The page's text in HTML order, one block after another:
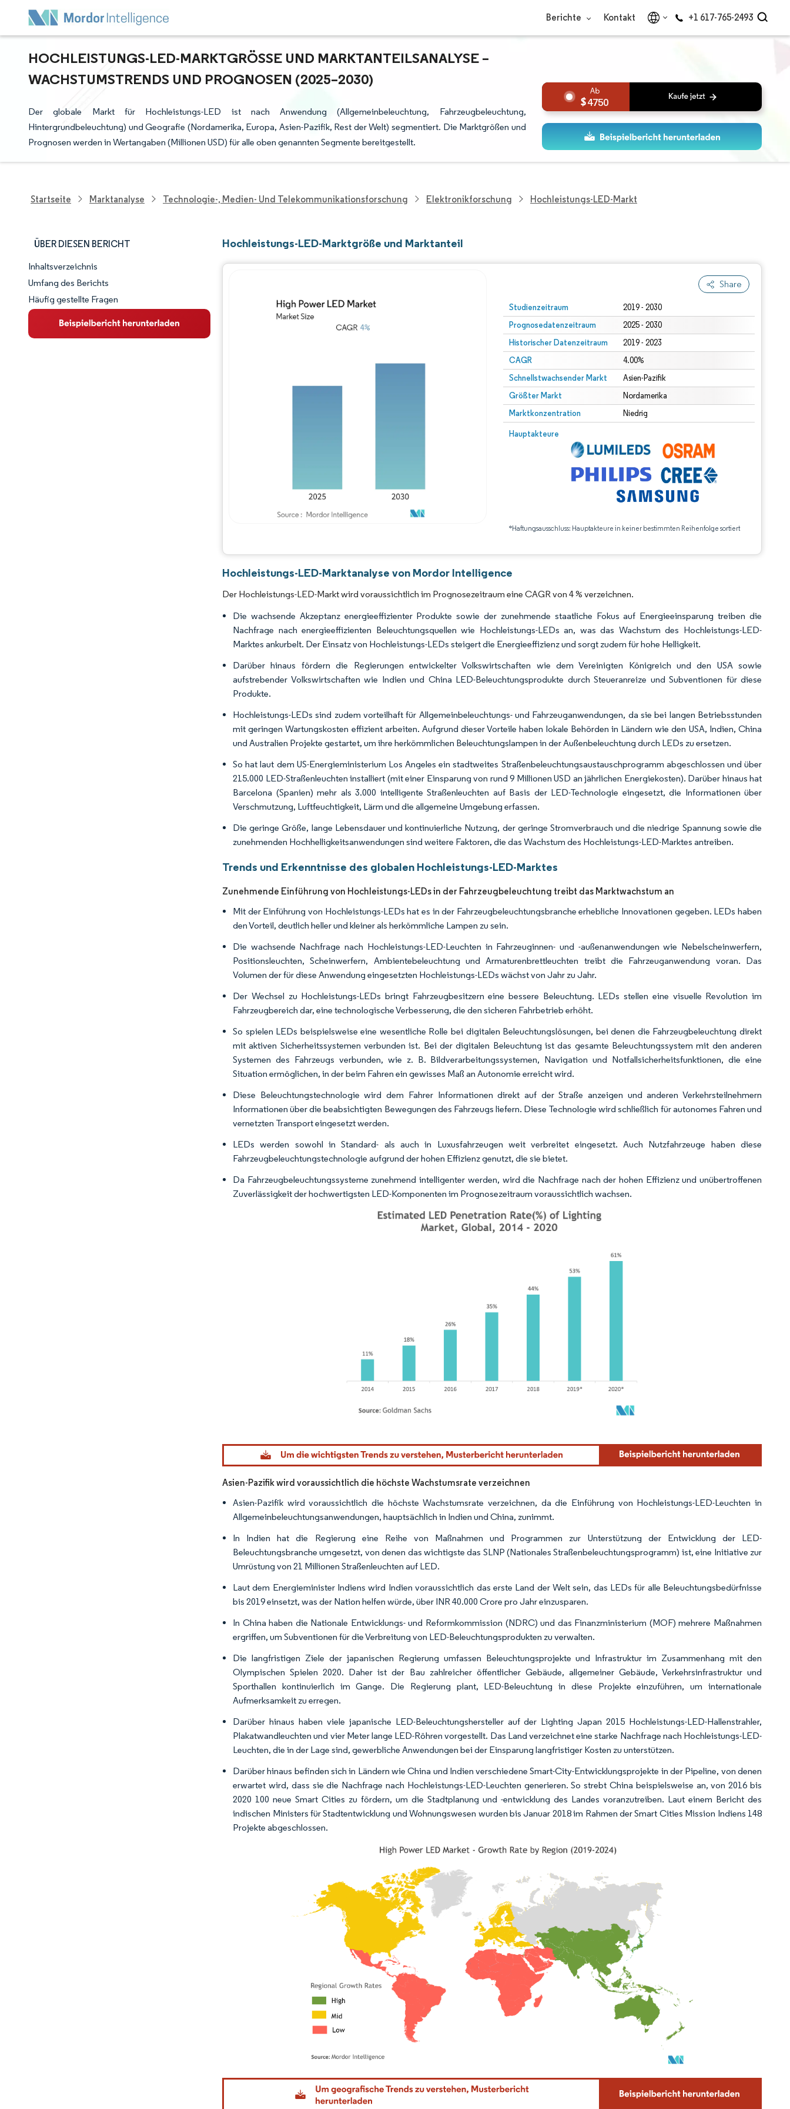
Berichte Kontakt +1 617-765-2493
HOCHLEISTUNGS-LED-MARKTGRÖSSE UND MARKTANTEILSANALYSE – W
ACHSTUMSTRENDS UND PROGNOSEN (2025–2030)
Der globale Markt für Hochleistungs-LED ist nach Anwendung (Allgemeinbeleuchtung, Fahrzeugbeleuchtung,
Hintergrundbeleuchtung) und Geografie (Nordamerika, Europa, Asien-Pazifik, Rest der Welt) segmentiert. Die Marktgrößen und
Prognosen werden in Wertangaben (Millionen USD) für alle oben genannten Segmente bereitgestellt.
4750
Startseite Marktanalyse Technologie-, Medien- Und Telekommunikationsforschung Elektronikforschung Hochleistungs-LED-Markt
ÜBER DIESEN BERICHT
Marktschnappschuss
Marktübersicht
Wichtige Markttrends
Inhaltsverzeichnis
Umfang des Berichts
Häufig gestellte Fragen
Hochleistungs-LED-Marktgröße und Marktanteil
Share
Studienzeitraum 2019 - 2030
Prognosedatenzeitraum 2025 - 2030
Historischer Datenzeitraum 2019 - 2023
CAGR 4.00%
Schnellstwachsender Markt Asien-Pazifik
Größter Markt Nordamerika
Marktkonzentration Niedrig
Hauptakteure
*Haftungsausschluss: Hauptakteure in keiner bestimmten Reihenfolge sortiert
Bild © Mordor Intelligence. Wiederverwendung erfordert Namensnennung gemäß CC BY 4.0.
Hochleistungs-LED-Marktanalyse von Mordor Intelligence
Der Hochleistungs-LED-Markt wird voraussichtlich im Prognosezeitraum eine CAGR von 4 % verzeichnen.
Die wachsende Akzeptanz energieeffizienter Produkte sowie der zunehmende staatliche Fokus auf Energieeinsparung treiben die
Nachfrage nach energieeffizienten Beleuchtungsquellen wie Hochleistungs-LEDs an, was das Wachstum des Hochleistungs-LED-
Marktes ankurbelt. Der Einsatz von Hochleistungs-LEDs steigert die Energieeffizienz und sorgt zudem für hohe Helligkeit.
Darüber hinaus fördern die Regierungen entwickelter Volkswirtschaften wie dem Vereinigten Königreich und den USA sowie
aufstrebender Volkswirtschaften wie Indien und China LED-Beleuchtungsprodukte durch Steueranreize und Subventionen für diese
Produkte.
Hochleistungs-LEDs sind zudem vorteilhaft für Allgemeinbeleuchtungs- und Fahrzeuganwendungen, da sie bei langen Betriebsstunden
mit geringen Wartungskosten effizient arbeiten. Aufgrund dieser Vorteile haben lokale Behörden in Ländern wie den USA, Indien, China
und Australien Projekte gestartet, um ihre herkömmlichen Beleuchtungslampen in der Außenbeleuchtung durch LEDs zu ersetzen.
So hat laut dem US-Energieministerium Los Angeles ein stadtweites Straßenbeleuchtungsaustauschprogramm abgeschlossen und über
215.000 LED-Straßenleuchten installiert (mit einer Einsparung von rund 9 Millionen USD an jährlichen Energiekosten). Darüber hinaus hat
Barcelona (Spanien) mehr als 3.000 intelligente Straßenleuchten auf Basis der LED-Technologie eingesetzt, die Informationen über
Verschmutzung, Luftfeuchtigkeit, Lärm und die allgemeine Umgebung erfassen.
Die geringe Größe, lange Lebensdauer und kontinuierliche Nutzung, der geringe Stromverbrauch und die niedrige Spannung sowie die
zunehmenden Hochhelligkeitsanwendungen sind weitere Faktoren, die das Wachstum des Hochleistungs-LED-Marktes antreiben.
Trends und Erkenntnisse des globalen Hochleistungs-LED-Marktes
Zunehmende Einführung von Hochleistungs-LEDs in der Fahrzeugbeleuchtung treibt das Marktwachstum an
Mit der Einführung von Hochleistungs-LEDs hat es in der Fahrzeugbeleuchtungsbranche erhebliche Innovationen gegeben. LEDs haben
den Vorteil, deutlich heller und kleiner als herkömmliche Lampen zu sein.
Die wachsende Nachfrage nach Hochleistungs-LED-Leuchten in Fahrzeuginnen- und -außenanwendungen wie Nebelscheinwerfern,
Positionsleuchten, Scheinwerfern, Ambientebeleuchtung und Armaturenbrettleuchten treibt die Fahrzeuganwendung voran. Das
Volumen der für diese Anwendung eingesetzten Hochleistungs-LEDs wächst von Jahr zu Jahr.
Der Wechsel zu Hochleistungs-LEDs bringt Fahrzeugbesitzern eine bessere Beleuchtung. LEDs stellen eine visuelle Revolution im
Fahrzeugbereich dar, eine technologische Verbesserung, die den sicheren Fahrbetrieb erhöht.
So spielen LEDs beispielsweise eine wesentliche Rolle bei digitalen Beleuchtungslösungen, bei denen die Fahrzeugbeleuchtung direkt
mit aktiven Sicherheitssystemen verbunden ist. Bei der digitalen Beleuchtung ist das gesamte Beleuchtungssystem mit den anderen
Systemen des Fahrzeugs verbunden, wie z. B. Bildverarbeitungssystemen, Navigation und Notfallsicherheitsfunktionen, die eine
Situation ermöglichen, in der beim Fahren ein gewisses Maß an Autonomie erreicht wird.
Diese Beleuchtungstechnologie wird dem Fahrer Informationen direkt auf der Straße anzeigen und anderen Verkehrsteilnehmern
Informationen über die beabsichtigten Bewegungen des Fahrzeugs liefern. Diese Technologie wird schließlich für autonomes Fahren und
vernetzten Transport eingesetzt werden.
LEDs werden sowohl in Standard- als auch in Luxusfahrzeugen weit verbreitet eingesetzt. Auch Nutzfahrzeuge haben diese
Fahrzeugbeleuchtungstechnologie aufgrund der hohen Effizienz genutzt, die sie bietet.
Da Fahrzeugbeleuchtungssysteme zunehmend intelligenter werden, wird die Nachfrage nach der hohen Effizienz und unübertroffenen
Zuverlässigkeit der hochwertigsten LED-Komponenten im Prognosezeitraum voraussichtlich wachsen.
Bild © Mordor Intelligence. Wiederverwendung erfordert Namensnennung gemäß CC BY 4.0.
Asien-Pazifik wird voraussichtlich die höchste Wachstumsrate verzeichnen
Asien-Pazifik wird voraussichtlich die höchste Wachstumsrate verzeichnen, da die Einführung von Hochleistungs-LED-Leuchten in
Allgemeinbeleuchtungsanwendungen, hauptsächlich in Indien und China, zunimmt.
In Indien hat die Regierung eine Reihe von Maßnahmen und Programmen zur Unterstützung der Entwicklung der LED-
Beleuchtungsbranche umgesetzt, von denen das wichtigste das SLNP (Nationales Straßenbeleuchtungsprogramm) ist, eine Initiative zur
Umrüstung von 21 Millionen Straßenleuchten auf LED.
Laut dem Energieminister Indiens wird Indien voraussichtlich das erste Land der Welt sein, das LEDs für alle Beleuchtungsbedürfnisse
bis 2019 einsetzt, was der Nation helfen würde, über INR 40.000 Crore pro Jahr einzusparen.
In China haben die Nationale Entwicklungs- und Reformkommission (NDRC) und das Finanzministerium (MOF) mehrere Maßnahmen
ergriffen, um Subventionen für die Verbreitung von LED-Beleuchtungsprodukten zu verwalten.
Die langfristigen Ziele der japanischen Regierung umfassen Beleuchtungsprojekte und Infrastruktur im Zusammenhang mit den
Olympischen Spielen 2020. Daher ist der Bau zahlreicher öffentlicher Gebäude, allgemeiner Gebäude, Verkehrsinfrastruktur und
Sporthallen kontinuierlich im Gange. Die Regierung plant, LED-Beleuchtung in diese Projekte einzuführen, um internationale
Aufmerksamkeit zu erregen.
Darüber hinaus haben viele japanische LED-Beleuchtungshersteller auf der Lighting Japan 2015 Hochleistungs-LED-Hallenstrahler,
Plakatwandleuchten und vier Meter lange LED-Röhren vorgestellt. Das Land verzeichnet eine starke Nachfrage nach Hochleistungs-LED-
Leuchten, die in der Lage sind, gewerbliche Anwendungen bei der Einsparung langfristiger Kosten zu unterstützen.
Darüber hinaus befinden sich in Ländern wie China und Indien verschiedene Smart-City-Entwicklungsprojekte in der Pipeline, von denen
erwartet wird, dass sie die Nachfrage nach Hochleistungs-LED-Leuchten generieren. So strebt China beispielsweise an, von 2016 bis
2020 100 neue Smart Cities zu fördern, um die Stadtplanung und -entwicklung des Landes voranzutreiben. Laut einem Bericht des
indischen Ministers für Stadtentwicklung und Wohnungswesen wurden bis Januar 2018 im Rahmen der Smart Cities Mission Indiens 148
Projekte abgeschlossen.
Bild © Mordor Intelligence. Wiederverwendung erfordert Namensnennung gemäß CC BY 4.0.